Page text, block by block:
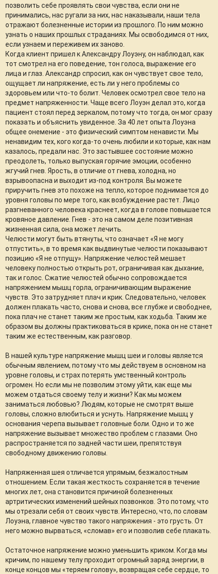
позволить себе проявлять свои чувства, если они не
принимались, нас ругали за них, нас наказывали, наши тела
отражают болезненные истории из прошлого. По ним можно
узнать о наших прошлых страданиях. Мы освободимся от них,
если узнаем и переживем их заново.
Когда клиент пришел к Александру Лоуэну, он наблюдал, как
тот смотрел на его поведение, тон голоса, выражение его
лица и глаз. Александр спросил, как он чувствует свое тело,
ощущает ли напряжение, есть ли у него проблемы со
здоровьем или что-то болит. Человек осмотрел свое тело на
предмет напряженности. Чаще всего Лоуэн делал это, когда
пациент стоял перед зеркалом, потому что тогда, он мог сразу
показать и объяснить увиденное. За 40 лет опыта Лоуэна
общее онемение - это физический симптом ненависти. Мы
ненавидим тех, кого когда-то очень любили и которые, как нам
казалось, предали нас. Это застывшее состояние можно
преодолеть, только выпуская горячие эмоции, особенно
жгучий гнев. Ярость, в отличие от гнева, холодна, но
взрывоопасна и выходит из-под контроля. Вы можете
приручить гнев это похоже на тепло, которое поднимается до
уровня головы по мере того, как возбуждение растет. Лицо
разгневанного человека краснеет, когда в голове повышается
кровяное давление. Гнев - это на самом деле позитивная
жизненная сила, она может лечить.
Челюсти могут быть втянуты, что означает «Я не могу
отпустить», в то время как выдвинутые челюсти показывают
позицию «Я не отпущу». Напряжение челюстей мешает
человеку полностью открыть рот, ограничивая как дыхание,
так и голос. Сжатие челюстей обычно сопровождается
напряжением мышц горла, ограничивающим выражение
чувств. Это затрудняет плач и крик. Следовательно, человек
должен плакать часто, снова и снова, все глубже и свободнее,
пока плач не станет таким же простым, как ходьба. Таким же
образом вы должны практиковаться в крике, пока он не станет
таким же естественным, как разговор.
В нашей культуре напряжение мышц шеи и головы является
обычным явлением, потому что мы действуем в основном на
уровне головы, и страх потерять умственный контроль
огромен. Но если мы не позволим этому уйти, как еще мы
можем отдаться своему телу и жизни? Как мы можем
заниматься любовью? Людям, которые не смотрят выше
головы, сложно влюбиться и уснуть. Напряжение мышц у
основания черепа вызывает головные боли. Одно и то же
напряжение вызывает множество проблем с глазами. Оно
распространяется по задней части шеи, препятствуя
свободному движению головы.
Напряженная шея отличается упрямым, безжалостным
отношением. Если такая жесткость сохраняется в течение
многих лет, она становится причиной болезненных
артритических изменений шейных позвонков. Это потому, что
мы отрезали себя от своих чувств. Интересно, что, по словам
Лоуэна, главное чувство такого напряжения - это грусть. От
него можно вырваться, «сломав» его и позволив себе плакать.
Остаточное напряжение можно уменьшить криком. Когда мы
кричим, по нашему телу проходит огромный заряд энергии, в
конце концов мы «теряем голову», возвращая себе сердце, то